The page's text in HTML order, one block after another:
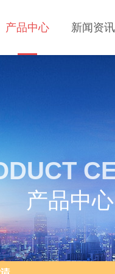
产品中心 新闻资讯
产品中心